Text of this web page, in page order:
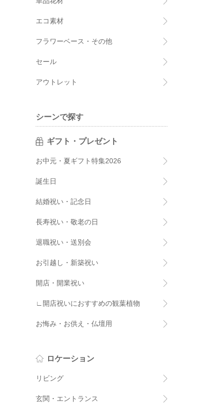
エコ素材
フラワーベース・その他
セール
アウトレット
シーンで探す
ギフト・プレゼント
お中元・夏ギフト特集2026
誕生日
結婚祝い・記念日
長寿祝い・敬老の日
退職祝い・送別会
お引越し・新築祝い
開店・開業祝い
∟開店祝いにおすすめの観葉植物
お悔み・お供え・仏壇用
ロケーション
リビング
玄関・エントランス